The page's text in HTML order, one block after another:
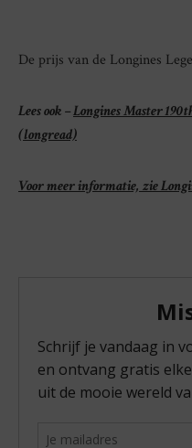
De prijs van de Longines
Lees ook –Longines Master
(longread)
Voor meer informatie, zie